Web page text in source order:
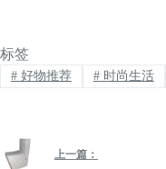
标签
#好物推荐 #时尚生活
上一篇：